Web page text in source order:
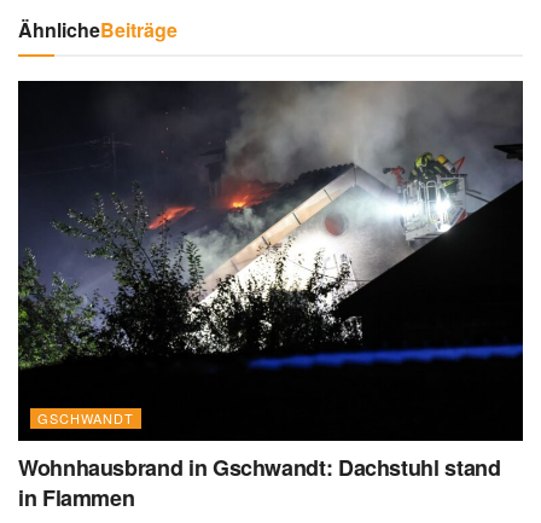
ÄhnlicheBeiträge
GSCHWANDT
Wohnhausbrand in Gschwandt: Dachstuhl stand
in Flammen